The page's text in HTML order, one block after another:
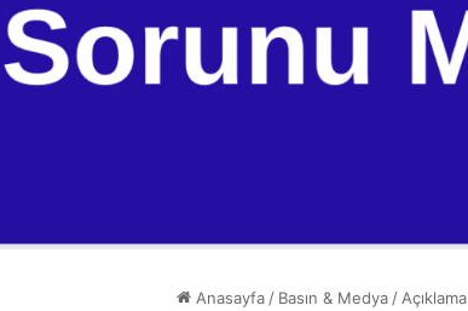
Anasayfa/ Basın & Medya/Açıklama